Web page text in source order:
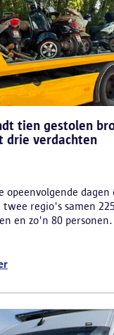
tien gestolen
drie verdachten
opeenvolgende
regio's samen
en zo'n 80
Daarnaast
en